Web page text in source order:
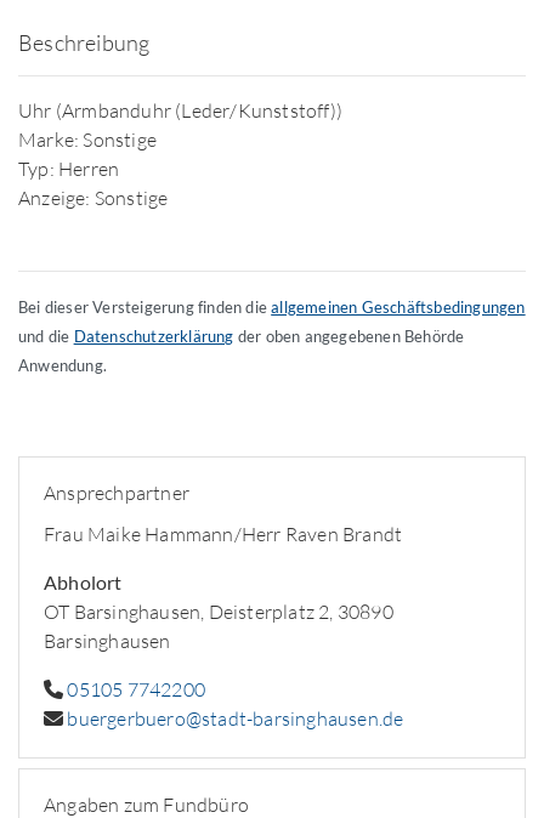
Beschreibung
Uhr (Armbanduhr (Leder/Kunststoff))
Marke: Sonstige
Typ: Herren
Anzeige: Sonstige
Bei dieser Versteigerung finden dieallgemeinen Geschäftsbedingungen
und die Datenschutzerklärung der oben angegebenen Behörde
Anwendung.
Ansprechpartner
Frau Maike Hammann/Herr Raven Brandt
Abholort
OT Barsinghausen, Deisterplatz 2, 30890
Barsinghausen
05105 7742200
buergerbuero@stadt-barsinghausen.de
Angaben zum Fundbüro